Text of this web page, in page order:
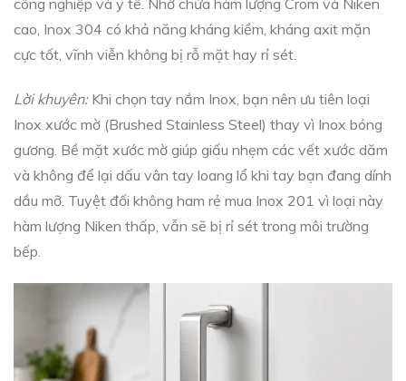
công nghiệp và y tế. Nhờ chứa hàm lượng Crom và Niken
cao, Inox 304 có khả năng kháng kiềm, kháng axit mặn
cực tốt, vĩnh viễn không bị rỗ mặt hay rỉ sét.
Lời khuyên:Khi chọn tay nắm Inox, bạn nên ưu tiên loại
Inox xước mờ (Brushed Stainless Steel) thay vì Inox bóng
gương. Bề mặt xước mờ giúp giấu nhẹm các vết xước dăm
và không để lại dấu vân tay loang lổ khi tay bạn đang dính
dầu mỡ. Tuyệt đối không ham rẻ mua Inox 201 vì loại này
hàm lượng Niken thấp, vẫn sẽ bị rỉ sét trong môi trường
bếp.